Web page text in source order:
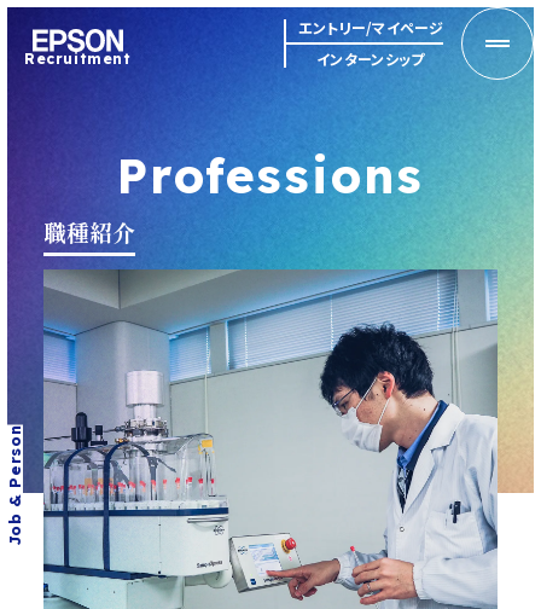
Recruitment
エントリー/マイページ
インターンシップ
Job & Person
Professions
職種紹介